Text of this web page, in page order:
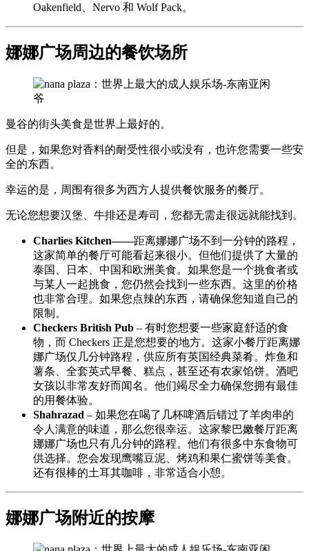
Oakenfield、Nervo 和 Wolf Pack。
娜娜广场周边的餐饮场所
曼谷的街头美食是世界上最好的。
但是，如果您对香料的耐受性很小或没有，也许您需要一些安
全的东西。
幸运的是，周围有很多为西方人提供餐饮服务的餐厅。
无论您想要汉堡、牛排还是寿司，您都无需走很远就能找到。
Charlies Kitchen——距离娜娜广场不到一分钟的路程，
这家简单的餐厅可能看起来很小。但他们提供了大量的
泰国、日本、中国和欧洲美食。如果您是一个挑食者或
与某人一起挑食，您仍然会找到一些东西。这里的价格
也非常合理。如果您点辣的东西，请确保您知道自己的
限制。
Checkers British Pub – 有时您想要一些家庭舒适的食
物，而 Checkers 正是您想要的地方。这家小餐厅距离娜
娜广场仅几分钟路程，供应所有英国经典菜肴。炸鱼和
薯条、全套英式早餐、糕点，甚至还有农家馅饼。酒吧
女孩以非常友好而闻名。他们竭尽全力确保您拥有最佳
的用餐体验。
Shahrazad – 如果您在喝了几杯啤酒后错过了羊肉串的
令人满意的味道，那么您很幸运。这家黎巴嫩餐厅距离
娜娜广场也只有几分钟的路程。他们有很多中东食物可
供选择。您会发现鹰嘴豆泥、烤鸡和果仁蜜饼等美食。
还有很棒的土耳其咖啡，非常适合小憩。
娜娜广场附近的按摩